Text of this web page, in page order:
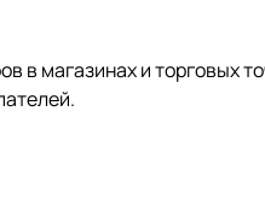
магазинах и торговых